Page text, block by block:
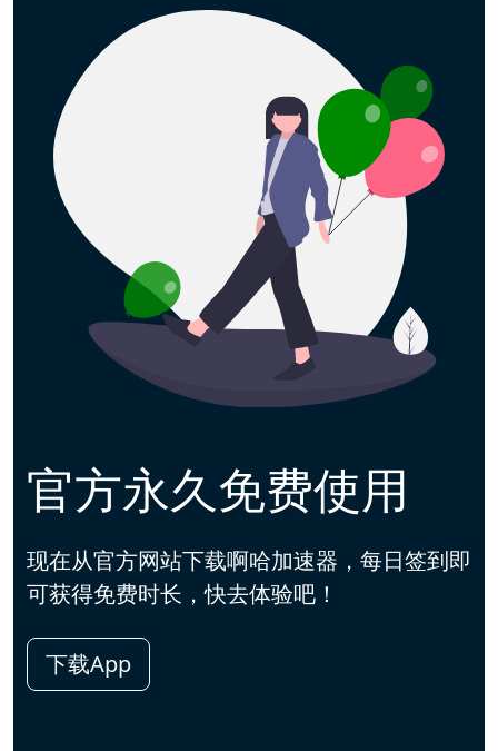
官方永久免费使用
现在从官方网站下载啊哈加速器，每日签到即
可获得免费时长，快去体验吧！
下载App